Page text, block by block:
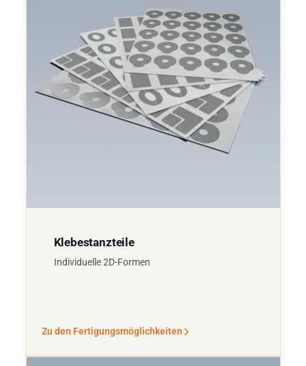
Klebestanzteile
Individuelle 2D-Formen
Zu den Fertigungsmöglichkeiten